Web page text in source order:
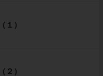
１）
２）